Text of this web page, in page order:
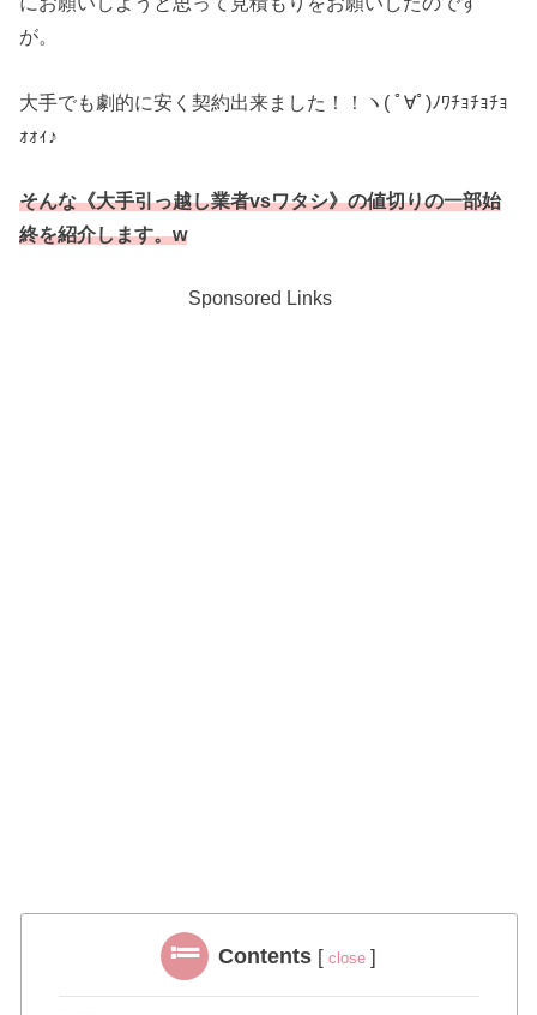
が。
大手でも劇的に安く契約出来ました！！ヽ( ﾟ∀ﾟ)ﾉﾜﾁｮﾁｮﾁｮ
ｫｫｨ♪
そんな《大手引っ越し業者vsワタシ》の値切りの一部始
終を紹介します。w
Sponsored Links
Contents [ close ]